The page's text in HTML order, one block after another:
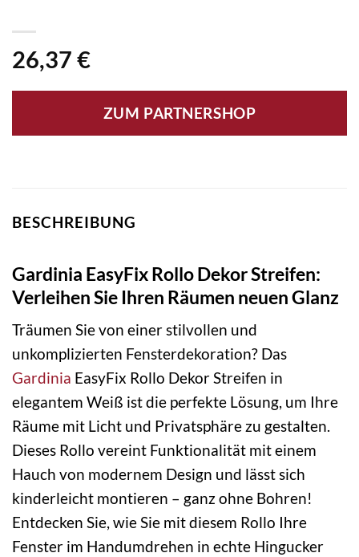
26,37 €
ZUM PARTNERSHOP
BESCHREIBUNG
Gardinia EasyFix Rollo Dekor Streifen:
Verleihen Sie Ihren Räumen neuen Glanz
Träumen Sie von einer stilvollen und
unkomplizierten Fensterdekoration? Das
Gardinia EasyFix Rollo Dekor Streifen in
elegantem Weiß ist die perfekte Lösung, um Ihre
Räume mit Licht und Privatsphäre zu gestalten.
Dieses Rollo vereint Funktionalität mit einem
Hauch von modernem Design und lässt sich
kinderleicht montieren – ganz ohne Bohren!
Entdecken Sie, wie Sie mit diesem Rollo Ihre
Fenster im Handumdrehen in echte Hingucker